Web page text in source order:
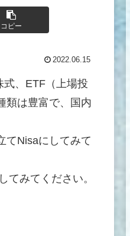
コピー
2022.06.15
式、ETF（上場投
類は豊富で、国内
てNisaにしてみて
みてください。